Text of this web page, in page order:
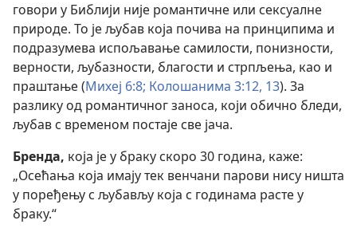
говори у Библији није романтичне или сексуалне
природе. То је љубав која почива на принципима и
подразумева испољавање самилости, понизности,
верности, љубазности, благости и стрпљења, као и
праштање (Михеј 6:8; Колошанима 3:12, 13). За
разлику од романтичног заноса, који обично бледи,
љубав с временом постаје све јача.
Бренда, која је у браку скоро 30 година, каже:
„Осећања која имају тек венчани парови нису ништа
у поређењу с љубављу која с годинама расте у
браку.“